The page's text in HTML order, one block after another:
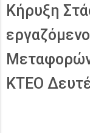
Κήρυξη
Μεταφορών
ΚΤΕΟ